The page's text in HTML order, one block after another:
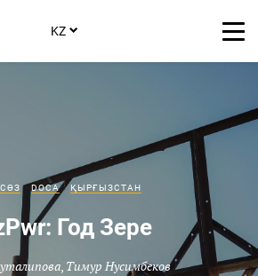
KZ
DOCA ҚЫРҒЫЗСТАН
Год Зере
, Тимур Нусимбеков